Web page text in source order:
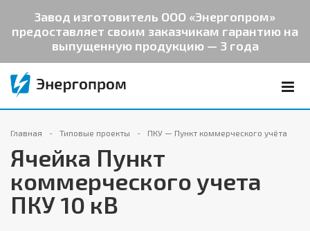
Завод изготовитель ООО «Энергопром»
предоставляет своим заказчикам гарантию на
выпущенную продукцию — 3 года
Главная Типовые проекты ПКУ — Пункт коммерческого учёта
Ячейка Пункт
коммерческого учета
ПКУ 10 кВ